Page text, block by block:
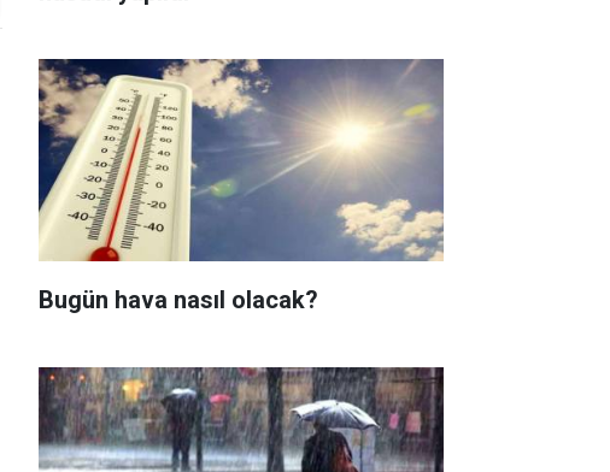
Bugün hava nasıl olacak?